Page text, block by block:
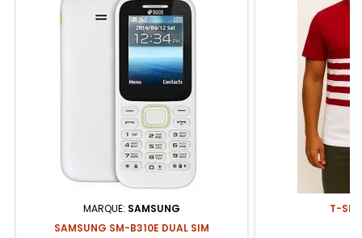
MARQUE: SAMSUNG
SAMSUNG SM-B310E DUAL SIM
T-